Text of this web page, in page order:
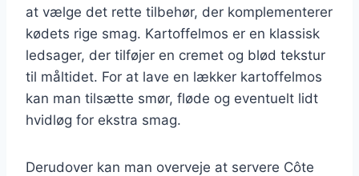
at vælge det rette tilbehør, der komplementerer
kødets rige smag. Kartoffelmos er en klassisk
ledsager, der tilføjer en cremet og blød tekstur
til måltidet. For at lave en lækker kartoffelmos
kan man tilsætte smør, fløde og eventuelt lidt
hvidløg for ekstra smag.
Derudover kan man overveje at servere Côte